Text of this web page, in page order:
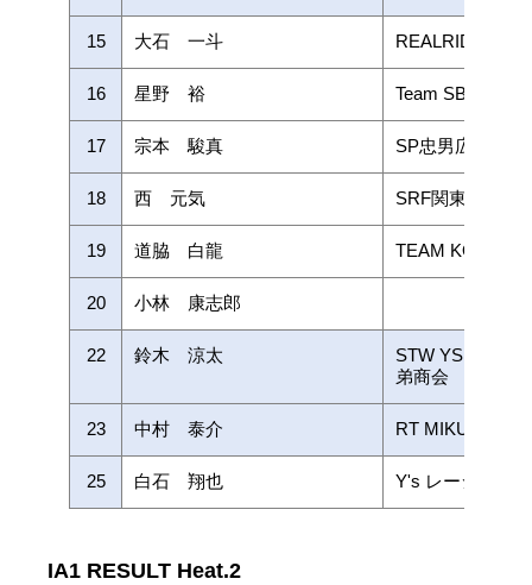
15 大石 一斗 REALRIDE/
16 星野 裕 Team SBE
17 宗本 駿真 SP忠男広島
18 西 元気 SRF関東オート
19 道脇 白龍 TEAM
20 小林 康志郎
22 鈴木 涼太
STW YSP浜北
弟商会
23 中村 泰介 RT MIKURA
25 白石 翔也 Y's レーシング
IA1 RESULT Heat.2